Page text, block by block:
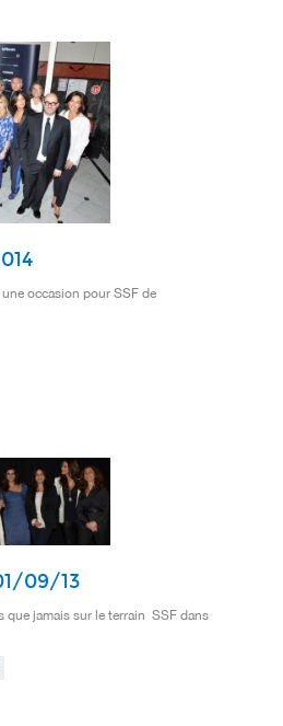
occasion pour SSF de
09/13
jamais sur le terrain SSF dans